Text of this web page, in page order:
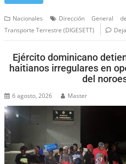
Nacionales
Dirección General
Transporte Terrestre (DIGESETT)
Ejército dominicano
haitianos irregulares en
del
6 agosto, 2026 Master